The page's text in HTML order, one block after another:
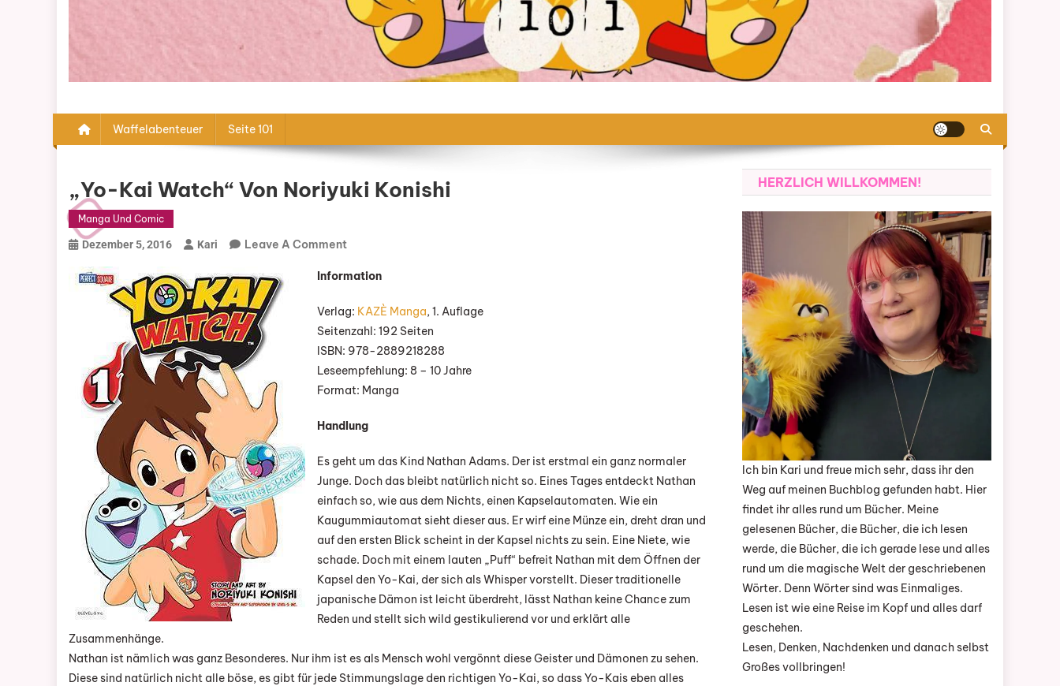
Waffelabenteuer Seite 101
„Yo-Kai Watch“ Von Noriyuki Konishi
Manga Und Comic
Dezember 5, 2016 Kari Leave A CommentOn
Kai
Watch“
Von
Information
Verlag: KAZÈ Manga, 1. Auflage
Seitenzahl: 192 Seiten
ISBN: 978-2889218288
Leseempfehlung: 8 – 10 Jahre
Format: Manga
Handlung
Es geht um das Kind Nathan Adams. Der ist erstmal ein ganz normaler
Junge. Doch das bleibt natürlich nicht so. Eines Tages entdeckt Nathan
einfach so, wie aus dem Nichts, einen Kapselautomaten. Wie ein
Kaugummiautomat sieht dieser aus. Er wirf eine Münze ein, dreht dran und
auf den ersten Blick scheint in der Kapsel nichts zu sein. Eine Niete, wie
schade. Doch mit einem lauten „Puff“ befreit Nathan mit dem Öffnen der
Kapsel den Yo-Kai, der sich als Whisper vorstellt. Dieser traditionelle
japanische Dämon ist leicht überdreht, lässt Nathan keine Chance zum
Reden und stellt sich wild gestikulierend vor und erklärt alle
Zusammenhänge.
Nathan ist nämlich was ganz Besonderes. Nur ihm ist es als Mensch wohl vergönnt diese Geister und Dämonen zu sehen.
Diese sind natürlich nicht alle böse, es gibt für jede Stimmungslage den richtigen Yo-Kai, so dass Yo-Kais eben alles
HERZLICH WILLKOMMEN!
Ich bin Kari und freue mich sehr, dass ihr den
Weg auf meinen Buchblog gefunden habt. Hier
findet ihr alles rund um Bücher. Meine
gelesenen Bücher, die Bücher, die ich lesen
werde, die Bücher, die ich gerade lese und alles
rund um die magische Welt der geschriebenen
Wörter. Denn Wörter sind was Einmaliges.
Lesen ist wie eine Reise im Kopf und alles darf
geschehen.
Lesen, Denken, Nachdenken und danach selbst
Großes vollbringen!